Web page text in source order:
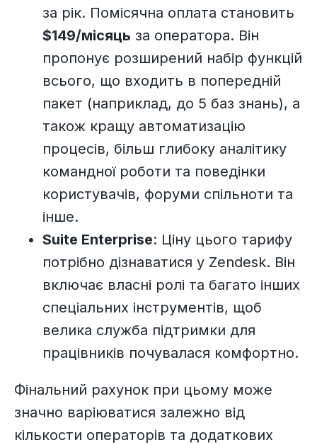
за рік. Помісячна оплата становить
$149/місяць за оператора. Він
пропонує розширений набір функцій
всього, що входить в попередній
пакет (наприклад, до 5 баз знань), а
також кращу автоматизацію
процесів, більш глибоку аналітику
командної роботи та поведінки
користувачів, форуми спільноти та
інше.
Suite Enterprise: Ціну цього тарифу
потрібно дізнаватися у Zendesk. Він
включає власні ролі та багато інших
спеціальних інструментів, щоб
велика служба підтримки для
працівників почувалася комфортно.
Фінальний рахунок при цьому може
значно варіюватися залежно від
кількости операторів та додаткових